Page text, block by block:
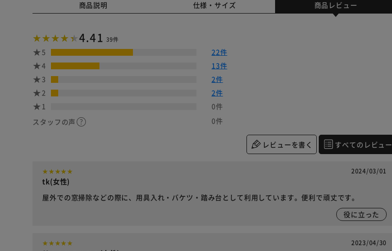
商品説明 仕様・サイズ 商品レビュー
4.41 39件
5
22件
4
13件
3
2件
2
2件
1
0件
スタッフの声
0件
レビューを書く すべてのレビュー
2024/03/01
tk(女性)
屋外での窓掃除などの際に、用具入れ・バケツ・踏み台として利用しています。便利で頑丈です。
役に立った
2023/04/30